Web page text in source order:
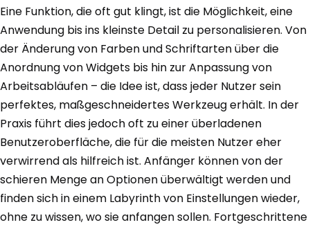
Eine Funktion, die oft gut klingt, ist die Möglichkeit, eine
Anwendung bis ins kleinste Detail zu personalisieren. Von
der Änderung von Farben und Schriftarten über die
Anordnung von Widgets bis hin zur Anpassung von
Arbeitsabläufen – die Idee ist, dass jeder Nutzer sein
perfektes, maßgeschneidertes Werkzeug erhält. In der
Praxis führt dies jedoch oft zu einer überladenen
Benutzeroberfläche, die für die meisten Nutzer eher
verwirrend als hilfreich ist. Anfänger können von der
schieren Menge an Optionen überwältigt werden und
finden sich in einem Labyrinth von Einstellungen wieder,
ohne zu wissen, wo sie anfangen sollen. Fortgeschrittene